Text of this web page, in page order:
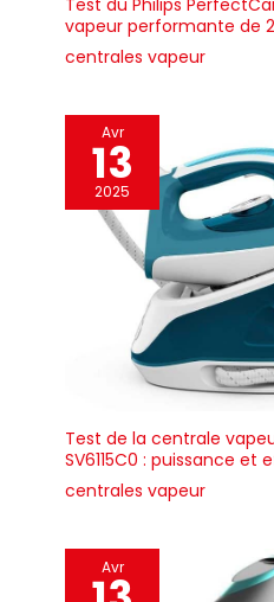
vapeur performante de
centrales vapeur
Avr
13
2025
Test de la centrale
SV6115C0 : puissance et
centrales vapeur
Avr